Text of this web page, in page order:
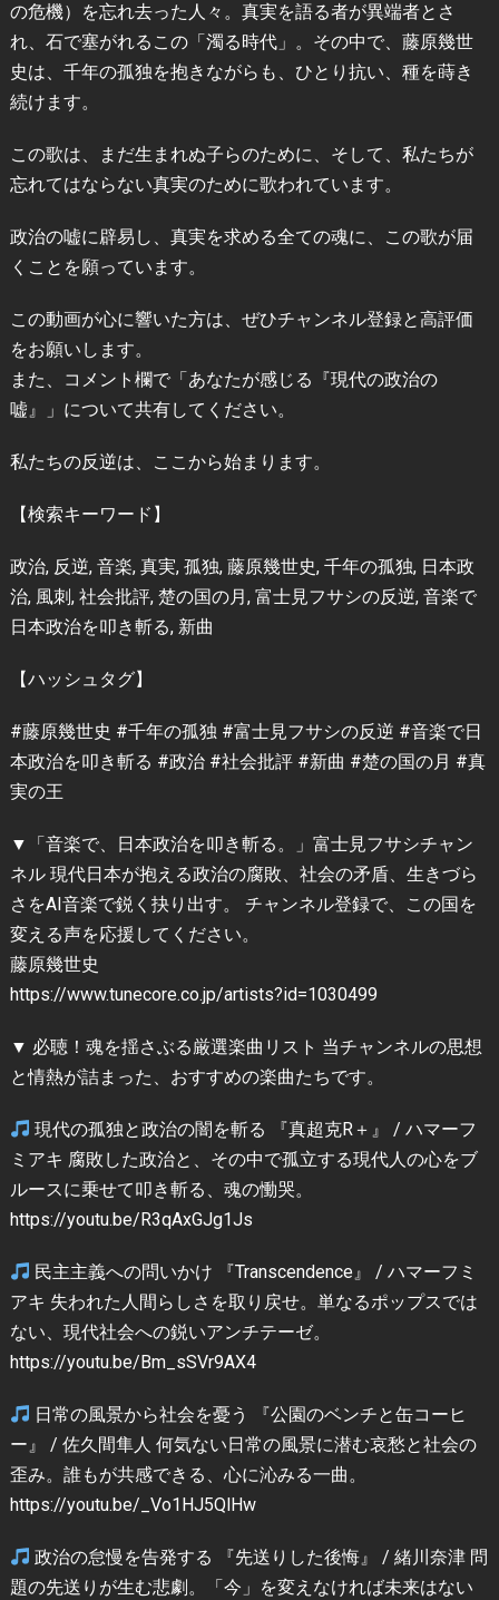
の危機）を忘れ去った人々。真実を語る者が異端者とさ
れ、石で塞がれるこの「濁る時代」。その中で、藤原幾世
史は、千年の孤独を抱きながらも、ひとり抗い、種を蒔き
続けます。
この歌は、まだ生まれぬ子らのために、そして、私たちが
忘れてはならない真実のために歌われています。
政治の嘘に辟易し、真実を求める全ての魂に、この歌が届
くことを願っています。
この動画が心に響いた方は、ぜひチャンネル登録と高評価
をお願いします。
また、コメント欄で「あなたが感じる『現代の政治の
嘘』」について共有してください。
私たちの反逆は、ここから始まります。
【検索キーワード】
政治, 反逆, 音楽, 真実, 孤独, 藤原幾世史, 千年の孤独, 日本政
治, 風刺, 社会批評, 楚の国の月, 富士見フサシの反逆, 音楽で
日本政治を叩き斬る, 新曲
【ハッシュタグ】
#藤原幾世史 #千年の孤独 #富士見フサシの反逆 #音楽で日
本政治を叩き斬る #政治 #社会批評 #新曲 #楚の国の月 #真
実の王
▼「音楽で、日本政治を叩き斬る。」富士見フサシチャン
ネル 現代日本が抱える政治の腐敗、社会の矛盾、生きづら
さをAI音楽で鋭く抉り出す。 チャンネル登録で、この国を
変える声を応援してください。
藤原幾世史
https://www.tunecore.co.jp/artists?id=1030499
▼ 必聴！魂を揺さぶる厳選楽曲リスト 当チャンネルの思想
と情熱が詰まった、おすすめの楽曲たちです。
現代の孤独と政治の闇を斬る 『真超克R＋』 / ハマーフ
ミアキ 腐敗した政治と、その中で孤立する現代人の心をブ
ルースに乗せて叩き斬る、魂の慟哭。
https://youtu.be/R3qAxGJg1Js
民主主義への問いかけ 『Transcendence』 / ハマーフミ
アキ 失われた人間らしさを取り戻せ。単なるポップスでは
ない、現代社会への鋭いアンチテーゼ。
https://youtu.be/Bm_sSVr9AX4
日常の風景から社会を憂う 『公園のベンチと缶コーヒ
ー』 / 佐久間隼人 何気ない日常の風景に潜む哀愁と社会の
歪み。誰もが共感できる、心に沁みる一曲。
https://youtu.be/_Vo1HJ5QlHw
政治の怠慢を告発する 『先送りした後悔』 / 緒川奈津 問
題の先送りが生む悲劇。「今」を変えなければ未来はない